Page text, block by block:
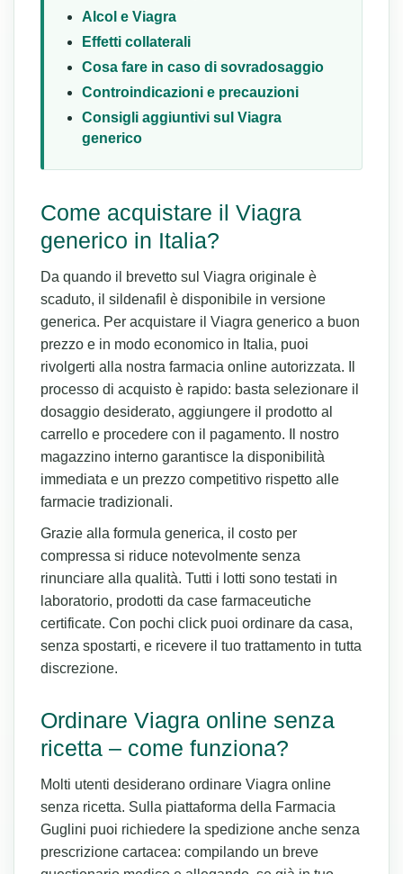
Alcol e Viagra
Effetti collaterali
Cosa fare in caso di sovradosaggio
Controindicazioni e precauzioni
Consigli aggiuntivi sul Viagra
generico
Come acquistare il Viagra
generico in Italia?
Da quando il brevetto sul Viagra originale è
scaduto, il sildenafil è disponibile in versione
generica. Per acquistare il Viagra generico a buon
prezzo e in modo economico in Italia, puoi
rivolgerti alla nostra farmacia online autorizzata. Il
processo di acquisto è rapido: basta selezionare il
dosaggio desiderato, aggiungere il prodotto al
carrello e procedere con il pagamento. Il nostro
magazzino interno garantisce la disponibilità
immediata e un prezzo competitivo rispetto alle
farmacie tradizionali.
Grazie alla formula generica, il costo per
compressa si riduce notevolmente senza
rinunciare alla qualità. Tutti i lotti sono testati in
laboratorio, prodotti da case farmaceutiche
certificate. Con pochi click puoi ordinare da casa,
senza spostarti, e ricevere il tuo trattamento in tutta
discrezione.
Ordinare Viagra online senza
ricetta – come funziona?
Molti utenti desiderano ordinare Viagra online
senza ricetta. Sulla piattaforma della Farmacia
Guglini puoi richiedere la spedizione anche senza
prescrizione cartacea: compilando un breve